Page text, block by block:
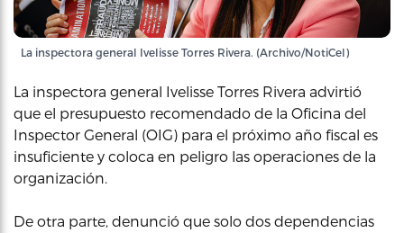
La inspectora general Ivelisse Torres Rivera. (Archivo/NotiCel)
La inspectora general Ivelisse Torres Rivera advirtió
que el presupuesto recomendado de la Oficina del
Inspector General (OIG) para el próximo año fiscal es
insuficiente y coloca en peligro las operaciones de la
organización.
De otra parte, denunció que solo dos dependencias